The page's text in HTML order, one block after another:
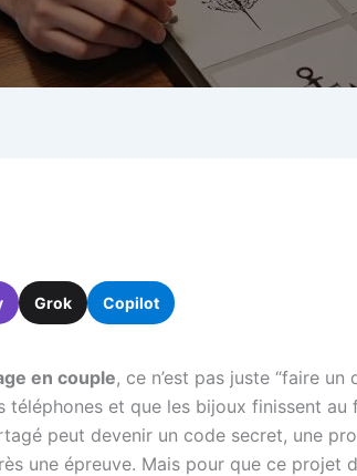
Grok Copilot
en couple, ce n’est pas juste “faire
et que les bijoux finissent au
peut devenir un code secret, une
une épreuve. Mais pour que ce